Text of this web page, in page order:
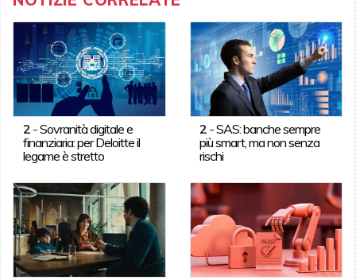
2-Sovranità digitale e
finanziaria: per Deloitte il
legame è stretto
2 -SAS: banche sempre
più smart, ma non senza
rischi